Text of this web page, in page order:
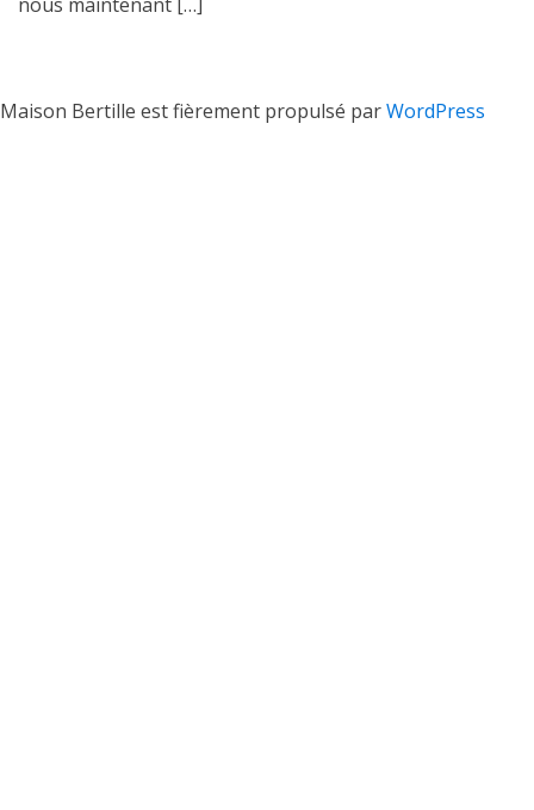
Maison Bertille est fièrement propulsé parWordPress